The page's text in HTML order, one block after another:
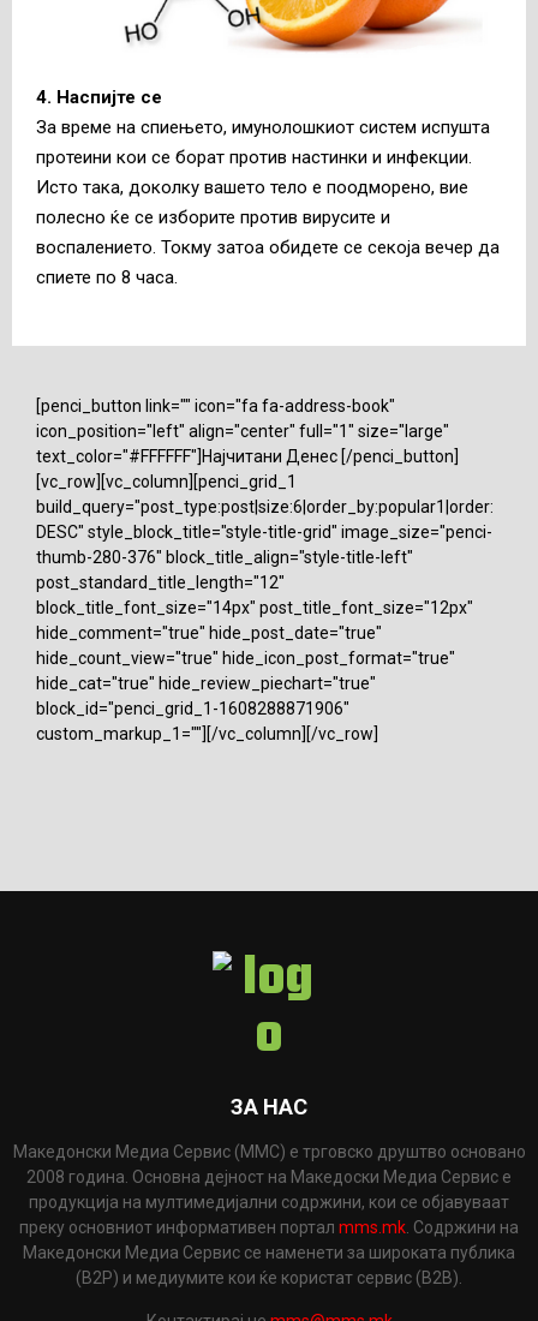
4. Наспијте се
За време на спиењето, имунолошкиот систем испушта
протеини кои се борат против настинки и инфекции.
Исто така, доколку вашето тело е поодморено, вие
полесно ќе се изборите против вирусите и
воспалението. Токму затоа обидете се секоја вечер да
спиете по 8 часа.
[penci_button link="" icon="fa fa-address-book"
icon_position="left" align="center" full="1" size="large"
text_color="#FFFFFF"]Најчитани Денес [/penci_button]
[vc_row][vc_column][penci_grid_1
build_query="post_type:post|size:6|order_by:popular1|order:
DESC" style_block_title="style-title-grid" image_size="penci-
thumb-280-376" block_title_align="style-title-left"
post_standard_title_length="12"
block_title_font_size="14px" post_title_font_size="12px"
hide_comment="true" hide_post_date="true"
hide_count_view="true" hide_icon_post_format="true"
hide_cat="true" hide_review_piechart="true"
block_id="penci_grid_1-1608288871906"
custom_markup_1=""][/vc_column][/vc_row]
ЗА НАС
Македонски Медиа Сервис (ММС) е трговско друштво основано
2008 година. Основна дејност на Македоски Медиа Сервис е
продукција на мултимедијални содржини, кои се објавуваат
преку основниот информативен портал mms.mk. Содржини на
Македонски Медиа Сервис се наменети за широката публика
(B2P) и медиумите кои ќе користат сервис (B2B).